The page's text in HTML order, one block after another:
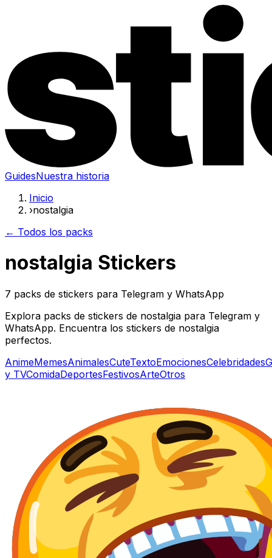
GuidesNuestra historia
Inicio
›nostalgia
← Todos los packs
nostalgia Stickers
7 packs de stickers para Telegram y WhatsApp
Explora packs de stickers de nostalgia para Telegram y
WhatsApp. Encuentra los stickers de nostalgia
perfectos.
AnimeMemesAnimalesCuteTextoEmocionesCelebridades
y TVComidaDeportesFestivosArteOtros